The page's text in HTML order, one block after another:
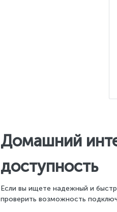
Домашний
доступность
Если вы ищете надежный и
проверить возможность